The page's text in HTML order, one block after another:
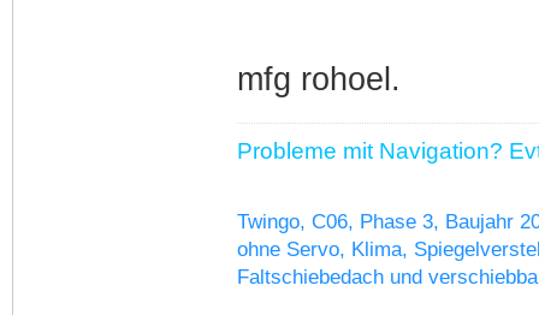
mfg rohoel.
Probleme mit Navigation?
Twingo, C06, Phase 3, Baujahr
ohne Servo, Klima,
Faltschiebedach und